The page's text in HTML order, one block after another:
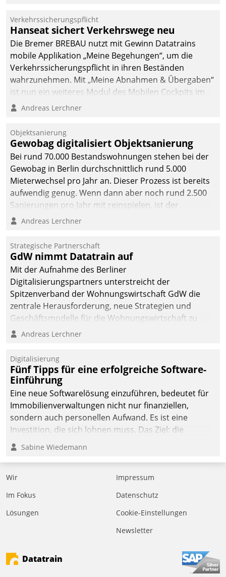
Verkehrssicherungspflicht
Hanseat sichert Verkehrswege neu
Die Bremer BREBAU nutzt mit Gewinn Datatrains
mobile Applikation „Meine Begehungen“, um die
Verkehrssicherungspflicht in ihren Beständen
wahrzunehmen. Mit „Meine Abnahmen & Übergaben“
ist nun ein weiteres Modul des Mobilen Cockpits im
Einsatz.
Andreas Lerchner
Objektsanierung
Gewobag digitalisiert Objektsanierung
Bei rund 70.000 Bestandswohnungen stehen bei der
Gewobag in Berlin durchschnittlich rund 5.000
Mieterwechsel pro Jahr an. Dieser Prozess ist bereits
aufwendig genug. Wenn dann aber noch rund 2.500
Sanierungen pro Jahr mit reinspielen, ist der
Betreuungs- und Organisationsaufwand immens. Im
kommunale Wohnungsbauunternehmen daher
gemeinsam mit der Berliner Datatrain GmbH den
Teilprozess der Objektsanierung digitalisiert.
Andreas Lerchner
Strategische Partnerschaft
GdW nimmt Datatrain auf
Mit der Aufnahme des Berliner
Digitalisierungspartners unterstreicht der
Spitzenverband der Wohnungswirtschaft GdW die
zentrale Herausforderung, neue Strategien und
Geschäftsmodelle für die Wohnungswirtschaft zu
entwickeln.
Andreas Lerchner
Digitalisierung
Fünf Tipps für eine erfolgreiche Software-
Einführung
Eine neue Softwarelösung einzuführen, bedeutet für
Immobilienverwaltungen nicht nur finanziellen,
sondern auch personellen Aufwand. Es ist eine
Investition, die sich lohnen muss. Das Ziel: die
nachhaltige Optimierung der Geschäftsabläufe. Damit
dieses Ziel erreicht wird, sollten einige Grundregeln
befolgt werden.
Sabine Wiedemann
Wir
Im Fokus
Lösungen
Impressum
Datenschutz
Cookie-Einstellungen
Newsletter
Datatrain